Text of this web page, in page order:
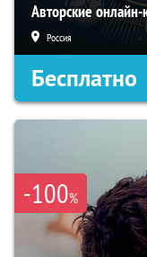
Авторские онлайн-
Россия
Бесплатно
-100%